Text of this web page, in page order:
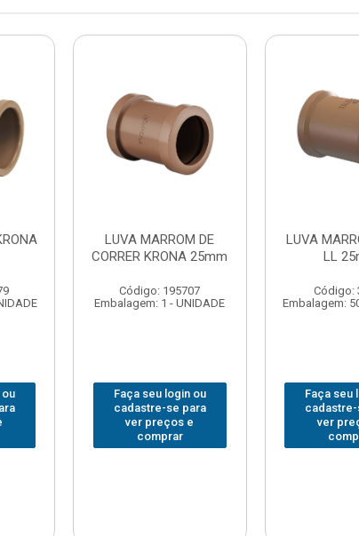
LUVA MARROM DE
CORRER KRONA 25mm
Código: 195707
Embalagem: 1 - UNIDADE
Faça seu login ou
cadastre-se para
ver preços e
comprar
LUVA
LL
Código:
Embalagem:
Faça seu
ver